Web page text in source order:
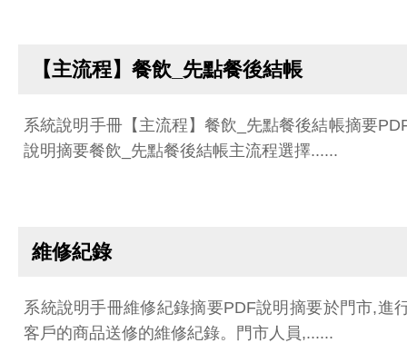
【主流程】餐飲_先點餐後結帳
系統說明手冊【主流程】餐飲_先點餐後結帳摘要
說明摘要餐飲_先點餐後結帳主流程選擇......
維修紀錄
系統說明手冊維修紀錄摘要PDF說明摘要於門市,進
客戶的商品送修的維修紀錄。門市人員,......